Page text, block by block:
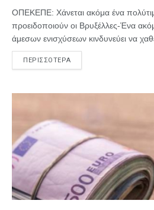
ΟΠΕΚΕΠΕ: Χάνεται ακόμα ένα
προειδοποιούν οι Βρυξέλλες-Ένα
άμεσων ενισχύσεων κινδυνεύει να
ΠΕΡΙΣΣΟΤΕΡΑ